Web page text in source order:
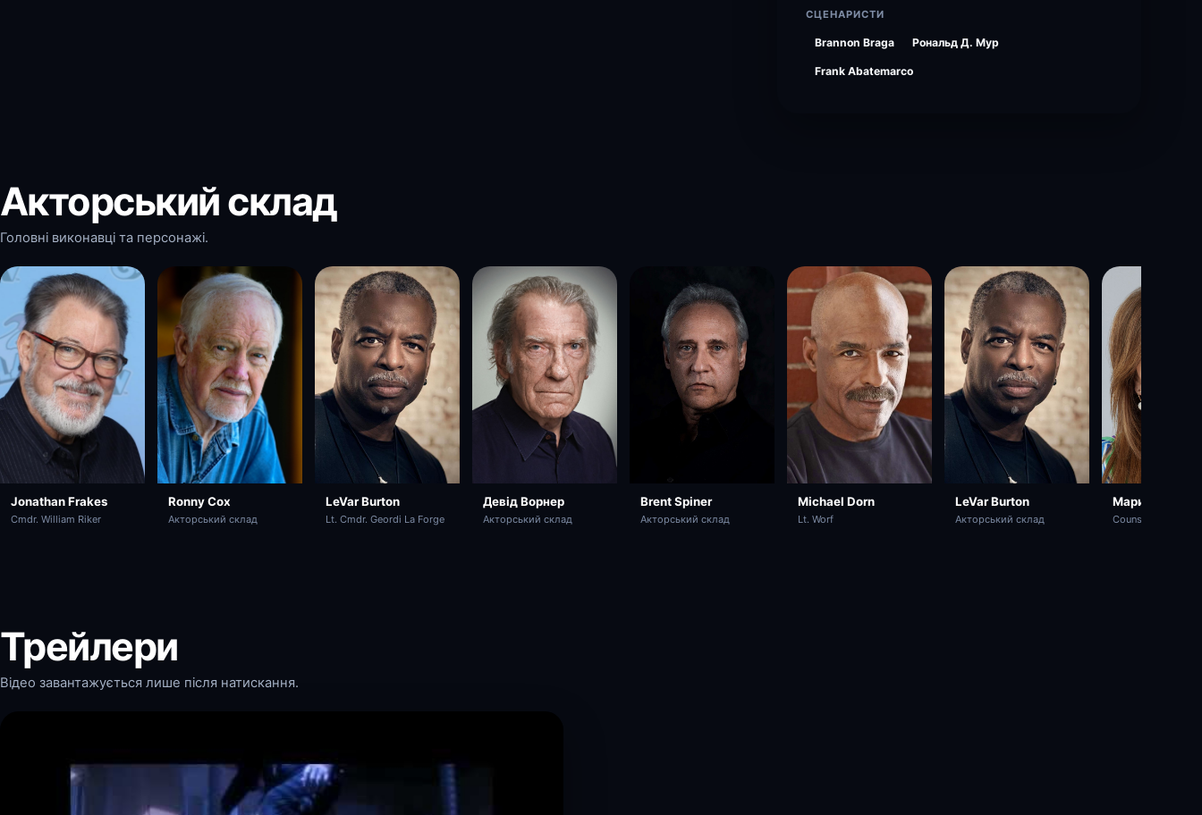
СЦЕНАРИСТИ
Brannon Braga Рональд Д. Мур
Frank Abatemarco
Акторський склад
Головні виконавці та персонажі.
Jonathan Frakes
Cmdr. William Riker
Ronny Cox
Акторський склад
LeVar Burton
Lt. Cmdr. Geordi La Forge
Девід Ворнер
Акторський склад
Brent Spiner
Акторський склад
Michael Dorn
Lt. Worf
LeVar Burton
Акторський склад
Марина Сертіс
Counselor Deanna
Трейлери
Відео завантажується лише після натискання.